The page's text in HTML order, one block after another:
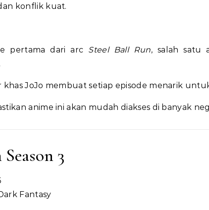
konflik kuat.
pertama dari arc Steel Ball Run, salah satu
khas JoJo membuat setiap episode menarik
anime ini akan mudah diakses di banyak
3
Fantasy